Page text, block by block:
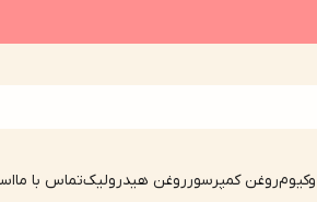
روغن کمپرسورروغن هیدرولیکتماس با ما